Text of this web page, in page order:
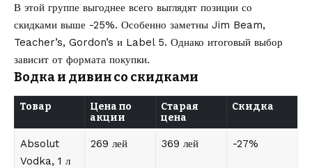
В этой группе выгоднее всего выглядят позиции со
скидками выше -25%. Особенно заметны Jim Beam,
Teacher’s, Gordon’s и Label 5. Однако итоговый выбор
зависит от формата покупки.
Водка и дивин со скидками
Товар
Цена по
акции
Старая
цена
Скидка
Absolut
Vodka, 1 л
269 лей 369 лей -27%